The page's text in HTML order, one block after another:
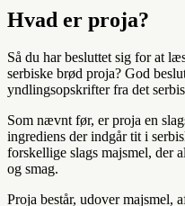
Hvad er proja?
Så du har besluttet sig for at
serbiske brød proja? God
yndlingsopskrifter fra det
Som nævnt før, er proja en
ingrediens der indgår tit i
forskellige slags majsmel, der
og smag.
Proja består, udover